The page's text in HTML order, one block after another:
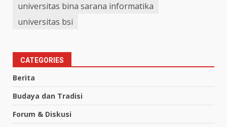
universitas bina sarana informatika
universitas bsi
CATEGORIES
Berita
Budaya dan Tradisi
Forum & Diskusi